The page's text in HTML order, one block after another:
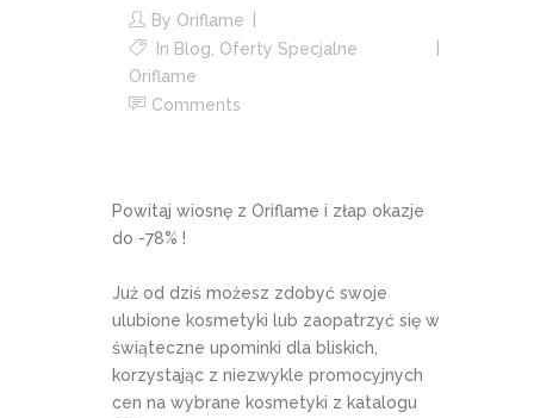
By Oriflame
In Blog Oferty Specjalne
Oriflame
Comments
Powitaj wiosnę z Oriflame i złap okazje
do -78% !
Już od dziś możesz zdobyć swoje
ulubione kosmetyki lub zaopatrzyć się w
świąteczne upominki dla bliskich,
korzystając z niezwykle promocyjnych
cen na wybrane kosmetyki z katalogu